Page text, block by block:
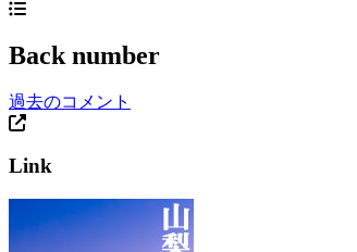
Back number
過去のコメント
Link